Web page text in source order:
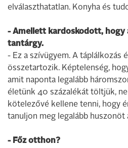
elválaszthatatlan. Konyha és
- Amellett kardoskodott, hogy
tantárgy.
- Ez a szívügyem. A táplálkozás
összetartozik. Képtelenség,
amit naponta legalább
életünk 40 százalékát töltjük,
kötelezővé kellene tenni, hogy
tanuljon meg legalább huszonöt
- Főz otthon?